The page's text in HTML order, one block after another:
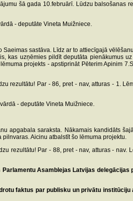
šā gada 10.februārī. Lūdzu balsošanas
- deputāte Vineta Muižniece.
sastāva. Līdz ar to attiecīgajā
kas uzņēmies pildīt deputāta pienākumus
projekts - apstiprināt Pēterim Apinim
rezultātu! Par - 86, pret - nav, atturas - 1.
- deputāte Vineta Muižniece.
apgabala saraksta. Nākamais kandidāts
Aicinu atbalstīt šo lēmuma projektu.
rezultātu! Par - 88, pret - nav, atturas - nav.
Asamblejas Latvijas delegācijas
faktus par publisku un privātu